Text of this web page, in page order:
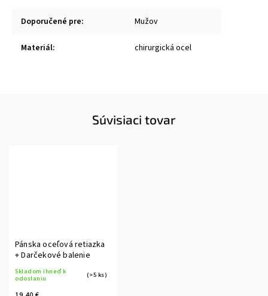
Doporučené pre: Mužov
Materiál: chirurgická ocel
Súvisiaci tovar
Pánska oceľová retiazka
+ Darčekové balenie
Skladom ihneď k
odoslaniu
(>5 ks)